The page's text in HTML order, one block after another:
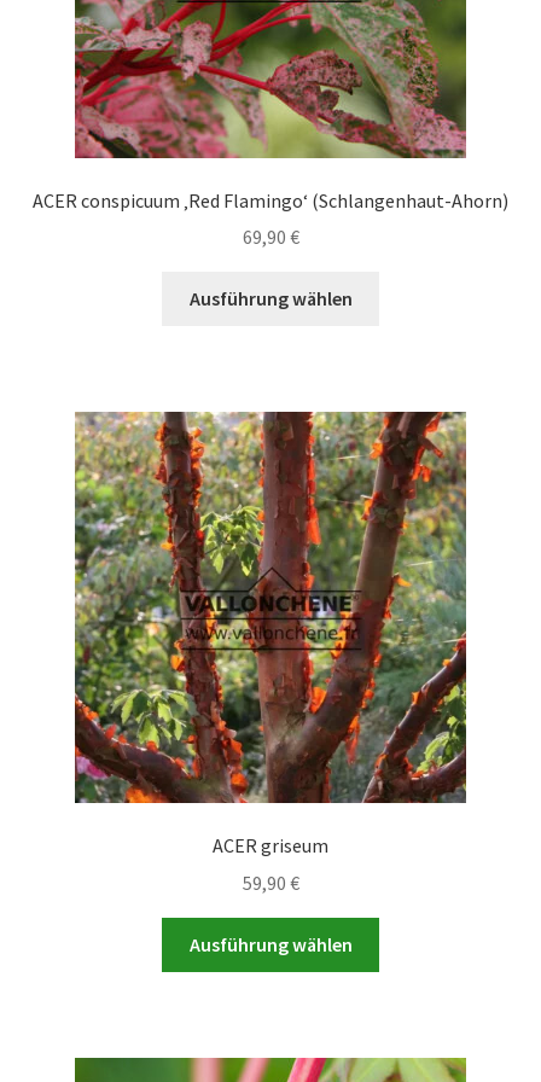
werden
ACER conspicuum ‚Red Flamingo‘ (Schlangenhaut-Ahorn)
69,90 €
Ausführung wählen
Varianten
auf.
Die
Optionen
können
auf
der
Produktseite
gewählt
werden
ACER griseum
59,90 €
Ausführung wählen
Varianten